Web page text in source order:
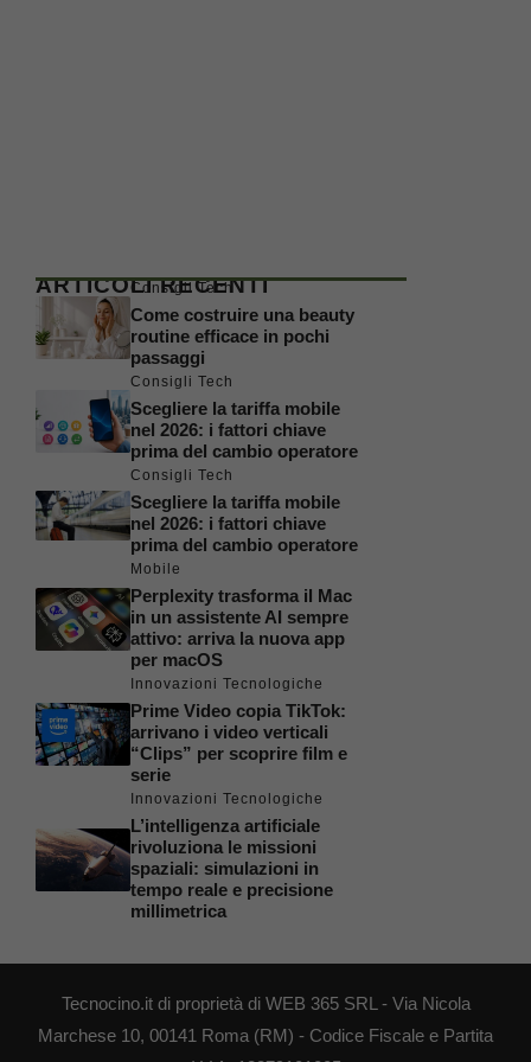
ARTICOLI RECENTI
Consigli Tech
Come costruire una beauty
routine efficace in pochi
passaggi
Consigli Tech
Scegliere la tariffa mobile
nel 2026: i fattori chiave
prima del cambio operatore
Consigli Tech
Scegliere la tariffa mobile
nel 2026: i fattori chiave
prima del cambio operatore
Mobile
Perplexity trasforma il Mac
in un assistente AI sempre
attivo: arriva la nuova app
per macOS
Innovazioni Tecnologiche
Prime Video copia TikTok:
arrivano i video verticali
“Clips” per scoprire film e
serie
Innovazioni Tecnologiche
L’intelligenza artificiale
rivoluziona le missioni
spaziali: simulazioni in
tempo reale e precisione
millimetrica
Tecnocino.it di proprietà di WEB 365 SRL - Via Nicola
Marchese 10, 00141 Roma (RM) - Codice Fiscale e Partita